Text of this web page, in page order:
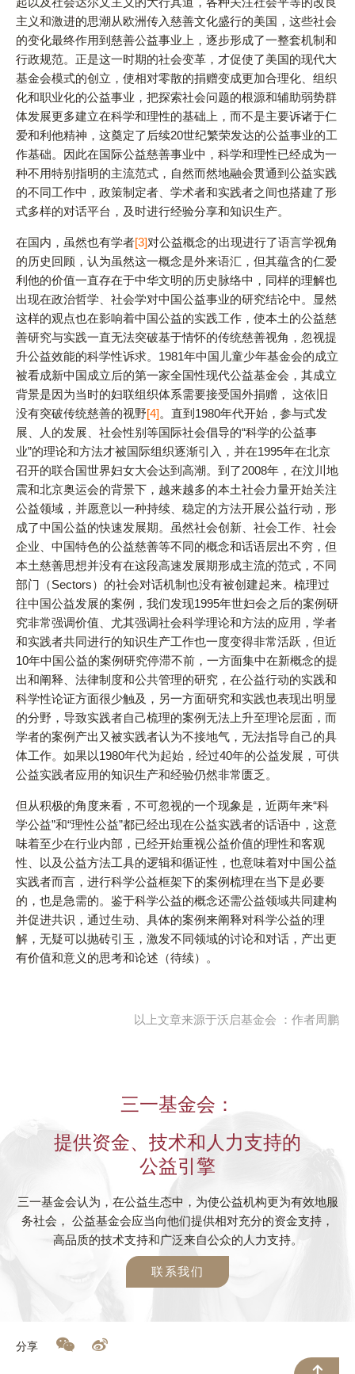
主义和激进的思潮从欧洲传入慈善文化盛行的美国，这些社会
的变化最终作用到慈善公益事业上，逐步形成了一整套机制和
行政规范。正是这一时期的社会变革，才促使了美国的现代大
基金会模式的创立，使相对零散的捐赠变成更加合理化、组织
化和职业化的公益事业，把探索社会问题的根源和辅助弱势群
体发展更多建立在科学和理性的基础上，而不是主要诉诸于仁
爱和利他精神，这奠定了后续20世纪繁荣发达的公益事业的工
作基础。因此在国际公益慈善事业中，科学和理性已经成为一
种不用特别指明的主流范式，自然而然地融会贯通到公益实践
的不同工作中，政策制定者、学术者和实践者之间也搭建了形
式多样的对话平台，及时进行经验分享和知识生产。
在国内，虽然也有学者[3]对公益概念的出现进行了语言学视角
的历史回顾，认为虽然这一概念是外来语汇，但其蕴含的仁爱
利他的价值一直存在于中华文明的历史脉络中，同样的理解也
出现在政治哲学、社会学对中国公益事业的研究结论中。显然
这样的观点也在影响着中国公益的实践工作，使本土的公益慈
善研究与实践一直无法突破基于情怀的传统慈善视角，忽视提
升公益效能的科学性诉求。1981年中国儿童少年基金会的成立
被看成新中国成立后的第一家全国性现代公益基金会，其成立
背景是因为当时的妇联组织体系需要接受国外捐赠， 这依旧
没有突破传统慈善的视野[4]。直到1980年代开始，参与式发
展、人的发展、社会性别等国际社会倡导的“科学的公益事
业”的理论和方法才被国际组织逐渐引入，并在1995年在北京
召开的联合国世界妇女大会达到高潮。到了2008年，在汶川地
震和北京奥运会的背景下，越来越多的本土社会力量开始关注
公益领域，并愿意以一种持续、稳定的方法开展公益行动，形
成了中国公益的快速发展期。虽然社会创新、社会工作、社会
企业、中国特色的公益慈善等不同的概念和话语层出不穷，但
本土慈善思想并没有在这段高速发展期形成主流的范式，不同
部门（Sectors）的社会对话机制也没有被创建起来。梳理过
往中国公益发展的案例，我们发现1995年世妇会之后的案例研
究非常强调价值、尤其强调社会科学理论和方法的应用，学者
和实践者共同进行的知识生产工作也一度变得非常活跃，但近
10年中国公益的案例研究停滞不前，一方面集中在新概念的提
出和阐释、法律制度和公共管理的研究，在公益行动的实践和
科学性论证方面很少触及，另一方面研究和实践也表现出明显
的分野，导致实践者自己梳理的案例无法上升至理论层面，而
学者的案例产出又被实践者认为不接地气，无法指导自己的具
体工作。如果以1980年代为起始，经过40年的公益发展，可供
公益实践者应用的知识生产和经验仍然非常匮乏。
但从积极的角度来看，不可忽视的一个现象是，近两年来“科
学公益”和“理性公益”都已经出现在公益实践者的话语中，这意
味着至少在行业内部，已经开始重视公益价值的理性和客观
性、以及公益方法工具的逻辑和循证性，也意味着对中国公益
实践者而言，进行科学公益框架下的案例梳理在当下是必要
的，也是急需的。鉴于科学公益的概念还需公益领域共同建构
并促进共识，通过生动、具体的案例来阐释对科学公益的理
解，无疑可以抛砖引玉，激发不同领域的讨论和对话，产出更
有价值和意义的思考和论述（待续）。
以上文章来源于沃启基金会 ：作者周鹏
三一基金会：
提供资金、技术和人力支持的
公益引擎
三一基金会认为，在公益生态中，为使公益机构更为有效地服
务社会， 公益基金会应当向他们提供相对充分的资金支持，
高品质的技术支持和广泛来自公众的人力支持。
联系我们
分享